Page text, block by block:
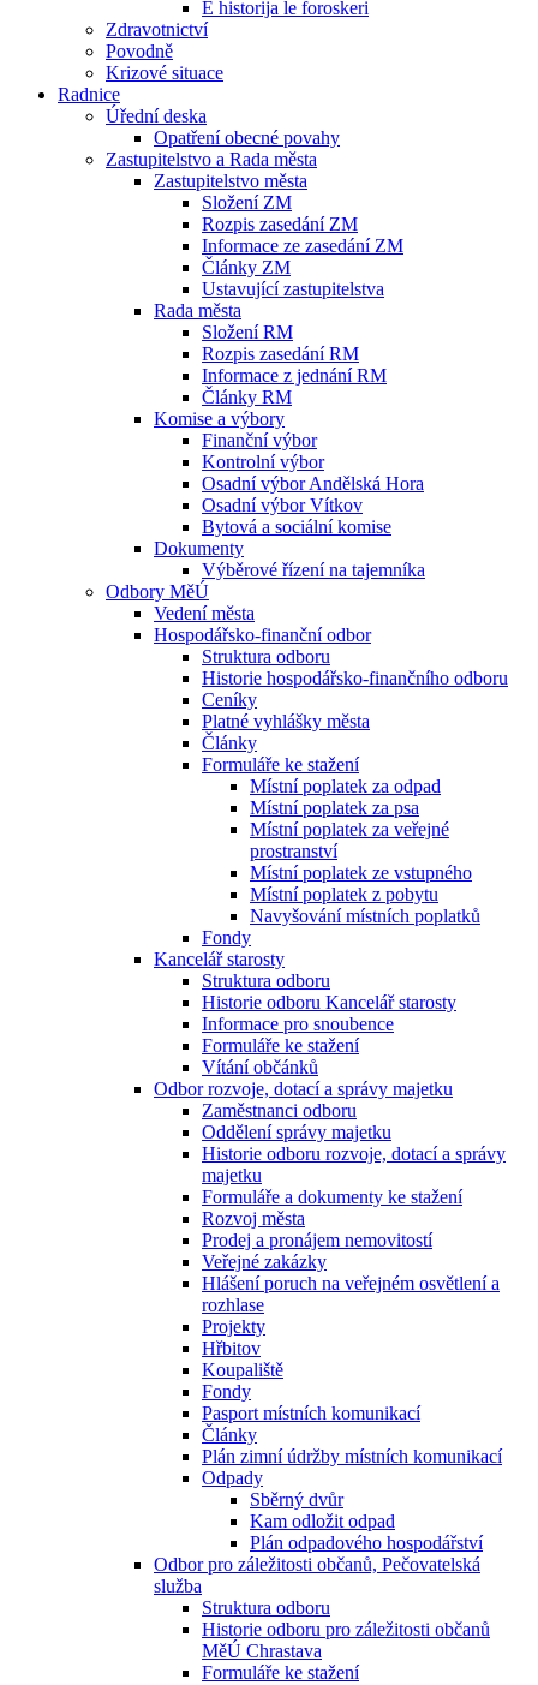
E historija le foroskeri
Zdravotnictví
Povodně
Krizové situace
Radnice
Úřední deska
Opatření obecné povahy
Zastupitelstvo a Rada města
Zastupitelstvo města
Složení ZM
Rozpis zasedání ZM
Informace ze zasedání ZM
Články ZM
Ustavující zastupitelstva
Rada města
Složení RM
Rozpis zasedání RM
Informace z jednání RM
Články RM
Komise a výbory
Finanční výbor
Kontrolní výbor
Osadní výbor Andělská Hora
Osadní výbor Vítkov
Bytová a sociální komise
Dokumenty
Výběrové řízení na tajemníka
Odbory MěÚ
Vedení města
Hospodářsko-finanční odbor
Struktura odboru
Historie hospodářsko-finančního odboru
Ceníky
Platné vyhlášky města
Články
Formuláře ke stažení
Místní poplatek za odpad
Místní poplatek za psa
Místní poplatek za veřejné
prostranství
Místní poplatek ze vstupného
Místní poplatek z pobytu
Navyšování místních poplatků
Fondy
Kancelář starosty
Struktura odboru
Historie odboru Kancelář starosty
Informace pro snoubence
Formuláře ke stažení
Vítání občánků
Odbor rozvoje, dotací a správy majetku
Zaměstnanci odboru
Oddělení správy majetku
Historie odboru rozvoje, dotací a správy
majetku
Formuláře a dokumenty ke stažení
Rozvoj města
Prodej a pronájem nemovitostí
Veřejné zakázky
Hlášení poruch na veřejném osvětlení a
rozhlase
Projekty
Hřbitov
Koupaliště
Fondy
Pasport místních komunikací
Články
Plán zimní údržby místních komunikací
Odpady
Sběrný dvůr
Kam odložit odpad
Plán odpadového hospodářství
Odbor pro záležitosti občanů, Pečovatelská
služba
Struktura odboru
Historie odboru pro záležitosti občanů
MěÚ Chrastava
Formuláře ke stažení